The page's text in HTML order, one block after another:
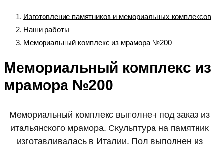
Изготовление памятников и мемориальных комплексов
Наши работы
Мемориальный комплекс из мрамора №200
Мемориальный комплекс из
мрамора №200
Мемориальный комплекс выполнен под заказ из
итальянского мрамора. Скульптура на памятник
изготавливалась в Италии. Пол выполнен из